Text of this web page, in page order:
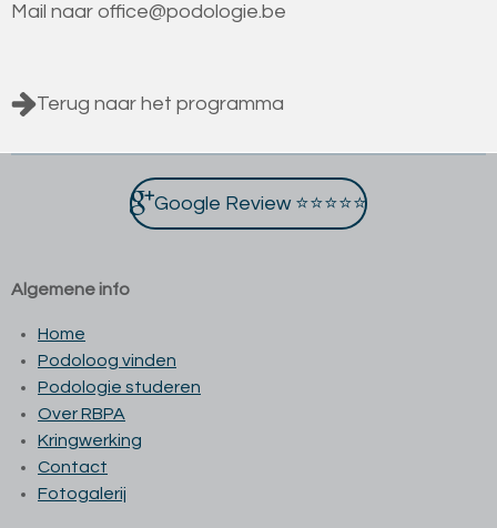
Mail naar office@podologie.be
Terug naar het programma
Google Review ⭐⭐⭐⭐⭐
Algemene info
Home
Podoloog vinden
Podologie studeren
Over RBPA
Kringwerking
Contact
Fotogalerij